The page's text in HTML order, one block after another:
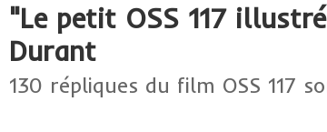
"Le petit OSS 117
Durant
130 répliques du film OSS 117